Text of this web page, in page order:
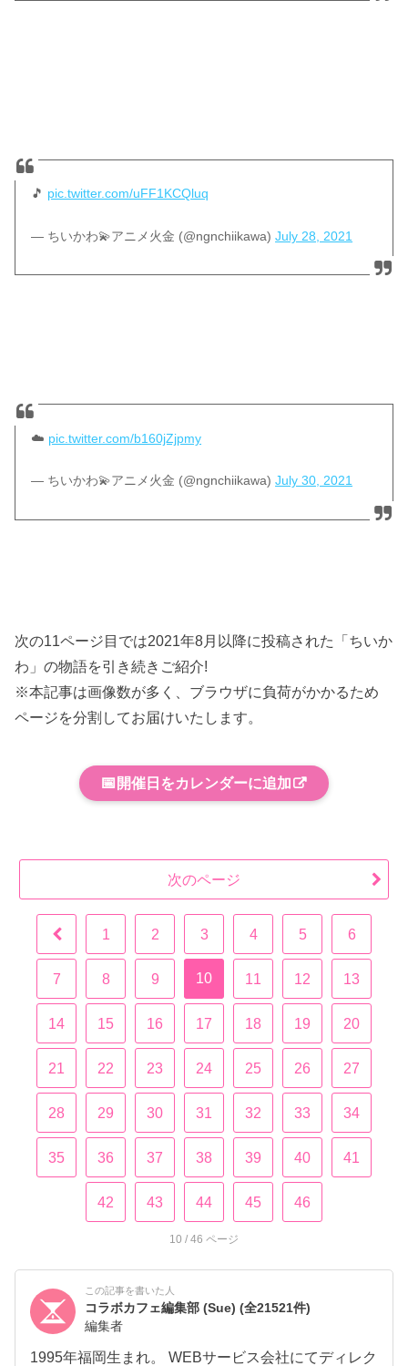
🎵 pic.twitter.com/uFF1KCQluq
— ちいかわ💫アニメ火金 (@ngnchiikawa)July 28, 2021
☁️ pic.twitter.com/b160jZjpmy
— ちいかわ💫アニメ火金 (@ngnchiikawa)July 30, 2021
次の11ページ目では2021年8月以降に投稿された「ちいか
わ」の物語を引き続きご紹介!
※本記事は画像数が多く、ブラウザに負荷がかかるため
ページを分割してお届けいたします。
📅 開催日をカレンダーに追加
1 2 3 4 5 6
7 8 9 10 11 12 13
14 15 16 17 18 19 20
21 22 23 24 25 26 27
28 29 30 31 32 33 34
35 36 37 38 39 40 41
42 43 44 45 46
次のページ
10 / 46 ページ
この記事を書いた人
コラボカフェ編集部 (Sue)(全21521件)
編集者
1995年福岡生まれ。 WEBサービス会社にてディレク